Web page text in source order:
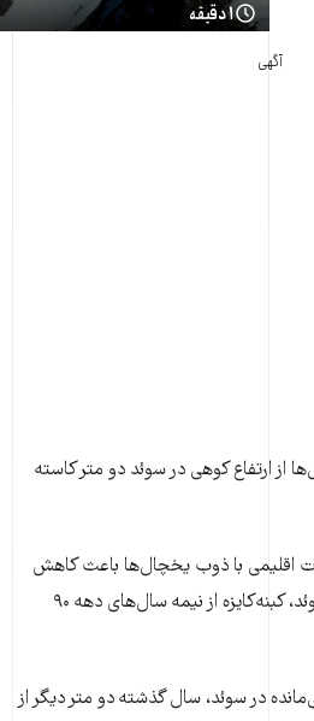
۱ دقیقه
آگهی
ارتفاع کوهی در سوئد دو متر کاسته
اقلیمی با ذوب یخچال‌ها باعث کاهش
۲۰ متر از ارتفاع بلندترین کوه سوئد، کبنه‌کایزه از نیمه سال‌‌های دهه ۹۰
در سوئد، سال گذشته دو متر دیگر از